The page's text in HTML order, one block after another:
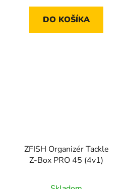
DO KOŠÍKA
ZFISH Organizér Tackle
Z-Box PRO 45 (4v1)